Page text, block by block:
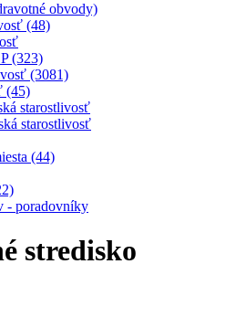
obvody)
(48)
(323)
(3081)
(45)
starostlivosť
starostlivosť
(44)
- poradovníky
stredisko